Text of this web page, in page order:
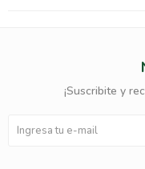
¡Suscribite y